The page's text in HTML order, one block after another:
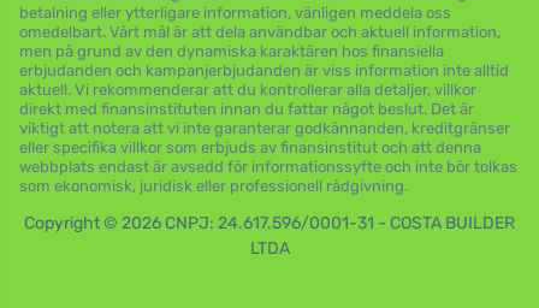
betalning eller ytterligare information, vänligen meddela oss
omedelbart. Vårt mål är att dela användbar och aktuell information,
men på grund av den dynamiska karaktären hos finansiella
erbjudanden och kampanjerbjudanden är viss information inte alltid
aktuell. Vi rekommenderar att du kontrollerar alla detaljer, villkor
direkt med finansinstituten innan du fattar något beslut. Det är
viktigt att notera att vi inte garanterar godkännanden, kreditgränser
eller specifika villkor som erbjuds av finansinstitut och att denna
webbplats endast är avsedd för informationssyfte och inte bör tolkas
som ekonomisk, juridisk eller professionell rådgivning.
Copyright © 2026 CNPJ: 24.617.596/0001-31 - COSTA BUILDER
LTDA